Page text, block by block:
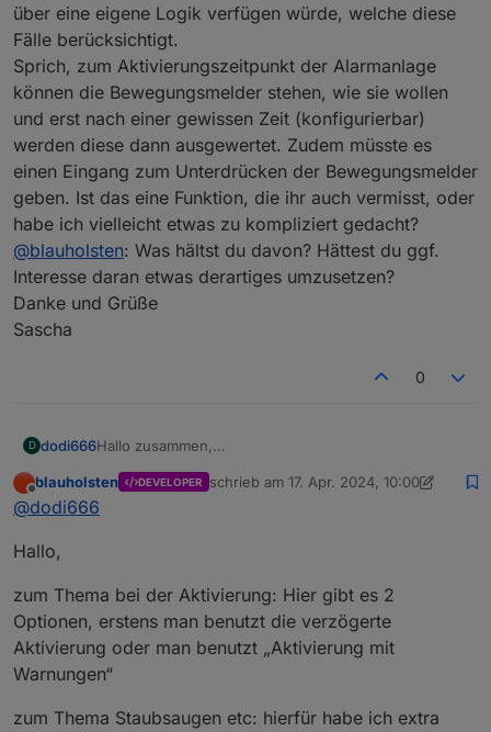
über eine eigene Logik verfügen würde, welche diese
Fälle berücksichtigt.
Sprich, zum Aktivierungszeitpunkt der Alarmanlage
können die Bewegungsmelder stehen, wie sie wollen
und erst nach einer gewissen Zeit (konfigurierbar)
werden diese dann ausgewertet. Zudem müsste es
einen Eingang zum Unterdrücken der Bewegungsmelder
geben. Ist das eine Funktion, die ihr auch vermisst, oder
habe ich vielleicht etwas zu kompliziert gedacht?
@blauholsten: Was hältst du davon? Hättest du ggf.
Interesse daran etwas derartiges umzusetzen?
Danke und Grüße
Sascha
0
D dodi666Hallo zusammen,
in die Alarmanlage einbinden?
Wie habt ihr das gemacht? Beim Aktivieren der
Wohnung.
Zudem lasse ich bei Abwesenheit gerne den
Staubsaugerroboter fahren, welcher dann vermutlich
auch die Bewegungsmelder auslöst.
Schön wäre es in meinen Augen, wenn der Adapter
diese Fälle berücksichtigt.
Offline
blauholsten DEVELOPER schrieb am 17. Apr. 2024, 10:00
zuletzt editiert von blauholsten
@dodi666
Hallo,
zum Thema bei der Aktivierung: Hier gibt es 2
Optionen, erstens man benutzt die verzögerte
Aktivierung oder man benutzt „Aktivierung mit
Warnungen“
zum Thema Staubsaugen etc: hierfür habe ich extra